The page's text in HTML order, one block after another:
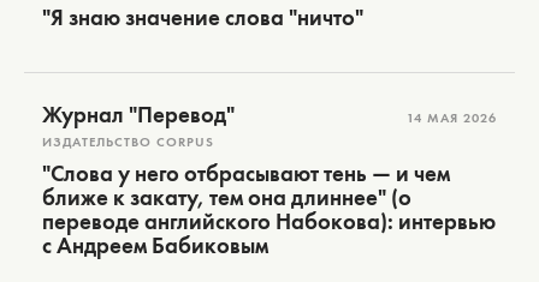
"Я знаю значение слова "ничто"
Журнал "Перевод"
ИЗДАТЕЛЬСТВО CORPUS
14 МАЯ 2026
"Слова у него отбрасывают тень — и чем
ближе к закату, тем она длиннее" (о
переводе английского Набокова): интервью
с Андреем Бабиковым